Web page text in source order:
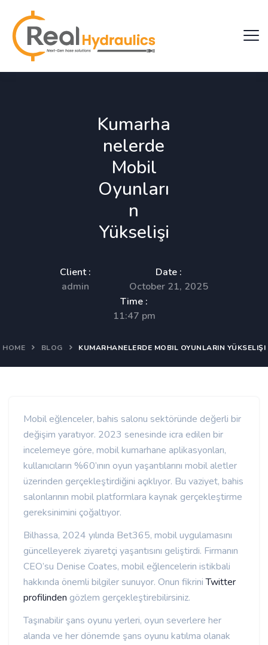
Kumarha
nelerde
Mobil
Oyunları
n
Yükselişi
Client :
admin
Date :
October 21, 2025
Time :
11:47 pm
HOME BLOG KUMARHANELERDE MOBIL OYUNLARIN YÜKSELIŞI
Mobil eğlenceler, bahis salonu sektöründe değerli bir
değişim yaratıyor. 2023 senesinde icra edilen bir
incelemeye göre, mobil kumarhane aplikasyonları,
kullanıcıların %60’ının oyun yaşantılarını mobil aletler
üzerinden gerçekleştirdiğini açıklıyor. Bu vaziyet, bahis
salonlarının mobil platformlara kaynak gerçekleştirme
gereksinimini çoğaltıyor.
Bilhassa, 2024 yılında Bet365, mobil uygulamasını
güncelleyerek ziyaretçi yaşantısını geliştirdi. Firmanın
CEO’su Denise Coates, mobil eğlencelerin istikbali
hakkında önemli bilgiler sunuyor. Onun fikriniTwitter
profilinden gözlem gerçekleştirebilirsiniz.
Taşınabilir şans oyunu yerleri, oyun severlere her
alanda ve her dönemde şans oyunu katılma olanak